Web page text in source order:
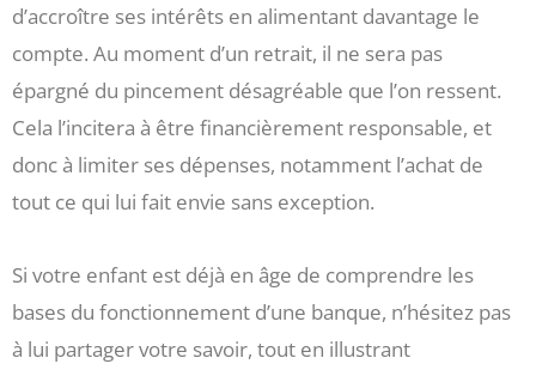
d’accroître ses intérêts en alimentant davantage le
compte. Au moment d’un retrait, il ne sera pas
épargné du pincement désagréable que l’on ressent.
Cela l’incitera à être financièrement responsable, et
donc à limiter ses dépenses, notamment l’achat de
tout ce qui lui fait envie sans exception.
Si votre enfant est déjà en âge de comprendre les
bases du fonctionnement d’une banque, n’hésitez pas
à lui partager votre savoir, tout en illustrant